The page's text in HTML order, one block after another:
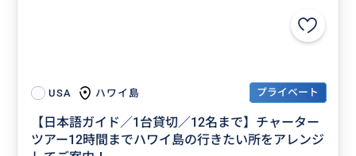
USA ハワイ島 プライベート
【日本語ガイド／1台貸切／12名まで】チャーター
ツアー12時間までハワイ島の行きたい所をアレンジ